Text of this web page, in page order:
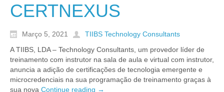
CERTNEXUS
Março 5, 2021
TIIBS Technology Consultants
A TIIBS, LDA – Technology Consultants, um provedor líder de
treinamento com instrutor na sala de aula e virtual com instrutor,
anuncia a adição de certificações de tecnologia emergente e
microcredenciais na sua programação de treinamento graças à
sua nova Continue reading →